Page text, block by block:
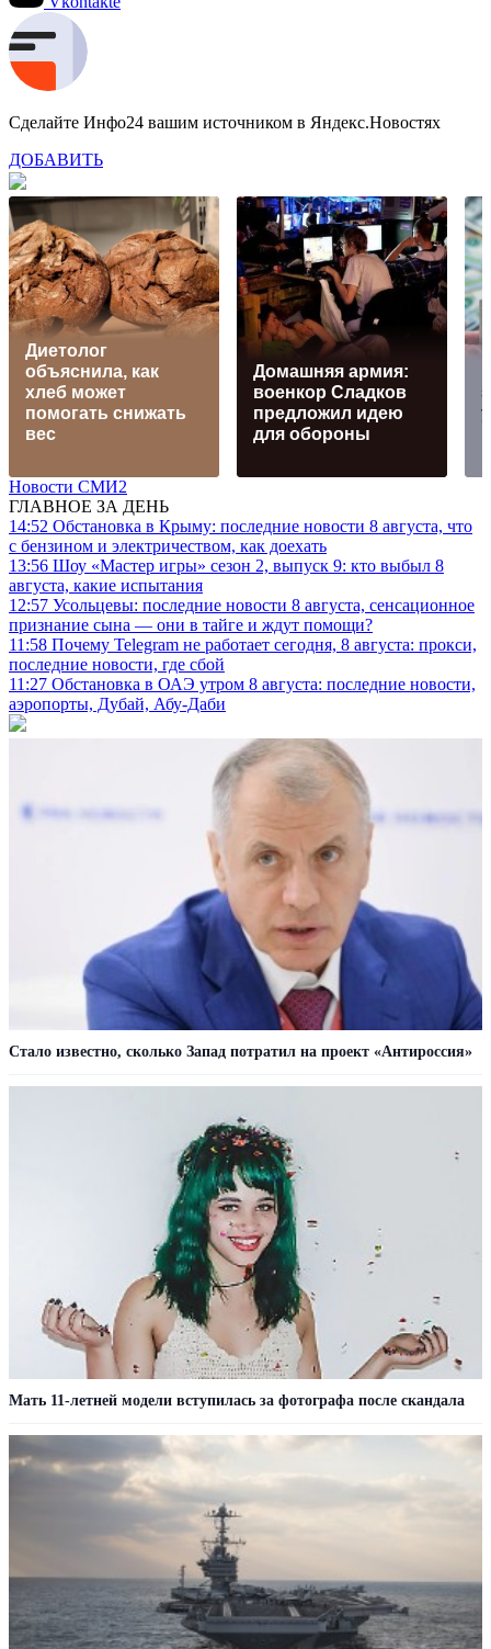
Сделайте Инфо24 вашим источником в Яндекс.Новостях
ДОБАВИТЬ
Диетолог
объяснила, как
хлеб может
помогать снижать
вес
Домашняя армия:
военкор Сладков
предложил идею
для обороны
Новости СМИ2
ГЛАВНОЕ ЗА ДЕНЬ
14:52 Обстановка в Крыму: последние новости 8 августа, что
с бензином и электричеством, как доехать
13:56 Шоу «Мастер игры» сезон 2, выпуск 9: кто выбыл 8
августа, какие испытания
12:57 Усольцевы: последние новости 8 августа, сенсационное
признание сына — они в тайге и ждут помощи?
11:58 Почему Telegram не работает сегодня, 8 августа: прокси,
последние новости, где сбой
11:27 Обстановка в ОАЭ утром 8 августа: последние новости,
аэропорты, Дубай, Абу-Даби
Стало известно, сколько Запад потратил на проект «Антироссия»
Мать 11-летней модели вступилась за фотографа после скандала